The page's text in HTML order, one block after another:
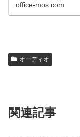
office-mos.com
オーディオ
関連記事